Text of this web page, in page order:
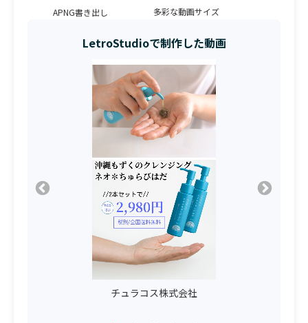
APNG書き出し 多彩な動画サイズ
LetroStudioで制作した動画
チュラコス株式会社